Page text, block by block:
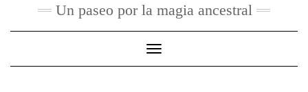
Un paseo por la magia ancestral
Toggle Navigation